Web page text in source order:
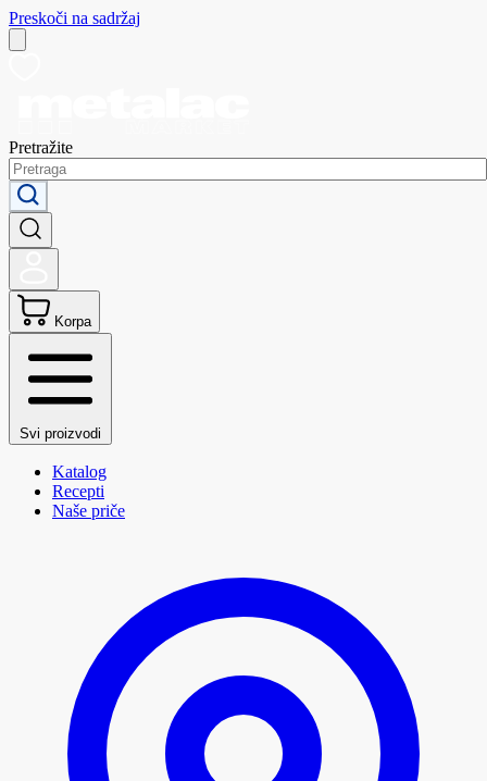
Preskoči na sadržaj
Pretražite
Korpa
Svi proizvodi
Katalog
Recepti
Naše priče